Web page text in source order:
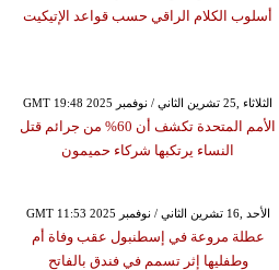
أسلوب الكلام الراقي حسب قواعد الإتيكيت
GMT 19:48 2025 الثلاثاء ,25 تشرين الثاني / نوفمبر
الأمم المتحدة تكشف أن 60% من جرائم قتل
النساء يرتكبها شركاء حميمون
GMT 11:53 2025 الأحد ,16 تشرين الثاني / نوفمبر
عطلة مروعة في إسطنبول عقب وفاة أم
وطفليها إثر تسمم في فندق بالفاتح